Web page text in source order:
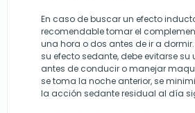
En caso de buscar un efecto
recomendable tomar el
una hora o dos antes de ir a
su efecto sedante, debe evitarse su
antes de conducir o manejar
se toma la noche anterior, se
la acción sedante residual al día